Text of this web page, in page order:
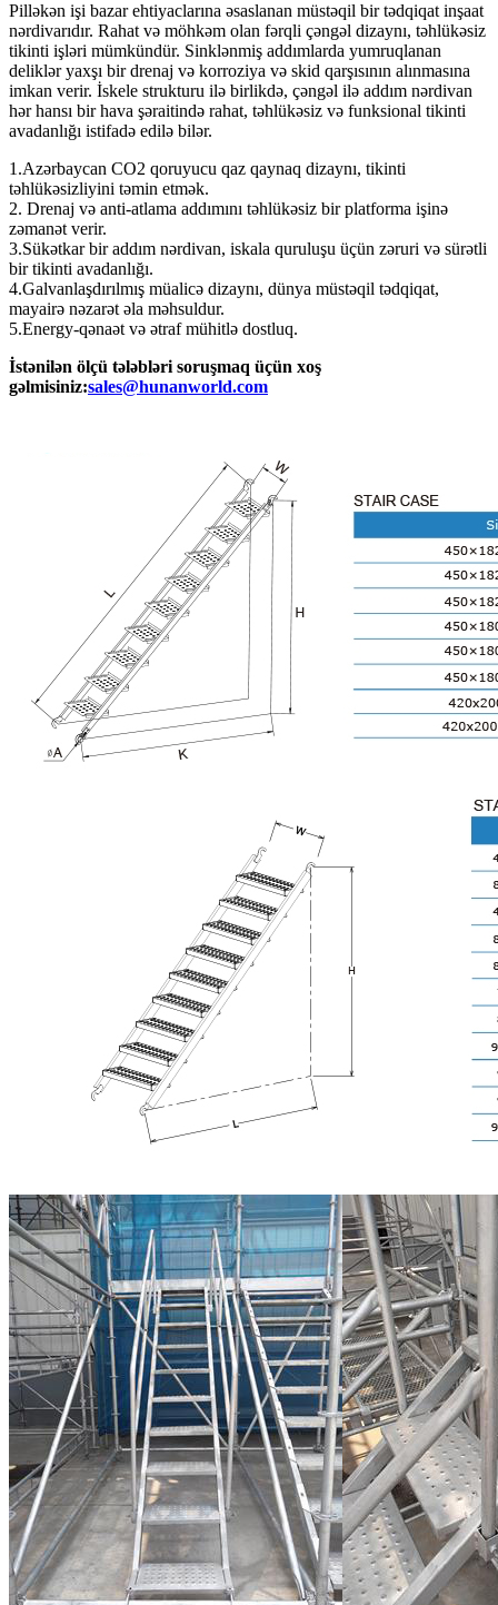
Pilləkən işi bazar ehtiyaclarına əsaslanan müstəqil bir tədqiqat inşaat
nərdivarıdır. Rahat və möhkəm olan fərqli çəngəl dizaynı, təhlükəsiz
tikinti işləri mümkündür. Sinklənmiş addımlarda yumruqlanan
deliklər yaxşı bir drenaj və korroziya və skid qarşısının alınmasına
imkan verir. İskele strukturu ilə birlikdə, çəngəl ilə addım nərdivan
hər hansı bir hava şəraitində rahat, təhlükəsiz və funksional tikinti
avadanlığı istifadə edilə bilər.
1.Azərbaycan CO2 qoruyucu qaz qaynaq dizaynı, tikinti
təhlükəsizliyini təmin etmək.
2. Drenaj və anti-atlama addımını təhlükəsiz bir platforma işinə
zəmanət verir.
3.Sükətkar bir addım nərdivan, iskala quruluşu üçün zəruri və sürətli
bir tikinti avadanlığı.
4.Galvanlaşdırılmış müalicə dizaynı, dünya müstəqil tədqiqat,
mayairə nəzarət əla məhsuldur.
5.Energy-qənaət və ətraf mühitlə dostluq.
İstənilən ölçü tələbləri soruşmaq üçün xoş
gəlmisiniz:sales@hunanworld.com